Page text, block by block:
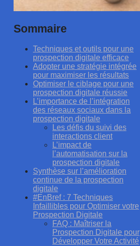
Sommaire
Techniques et outils pour une
prospection digitale efficace
Adopter une stratégie intégrée
pour maximiser les résultats
Optimiser le ciblage pour une
prospection digitale réussie
L’importance de l’intégration
des réseaux sociaux dans la
prospection digitale
Les défis du suivi des
interactions client
L’impact de
l’automatisation sur la
prospection digitale
Synthèse sur l’amélioration
continue de la prospection
digitale
#EnBref : 7 Techniques
Infaillibles pour Optimiser votre
Prospection Digitale
FAQ : Maîtriser la
Prospection Digitale pour
Développer Votre Activité